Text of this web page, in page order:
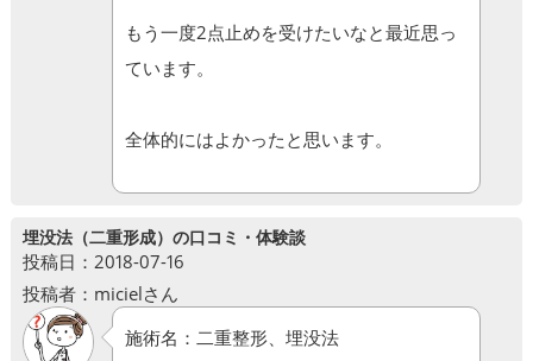
もう一度2点止めを受けたいなと最近思っ
ています。
全体的にはよかったと思います。
埋没法（二重形成）の口コミ・体験談
投稿日：2018-07-16
投稿者：micielさん
施術名：二重整形、埋没法